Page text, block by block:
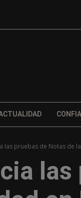
las pruebas de Notas de
las